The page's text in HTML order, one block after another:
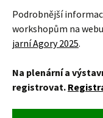
Podrobnější
workshopům na
jarní Agory 2025.
Na plenární a
registrovat.